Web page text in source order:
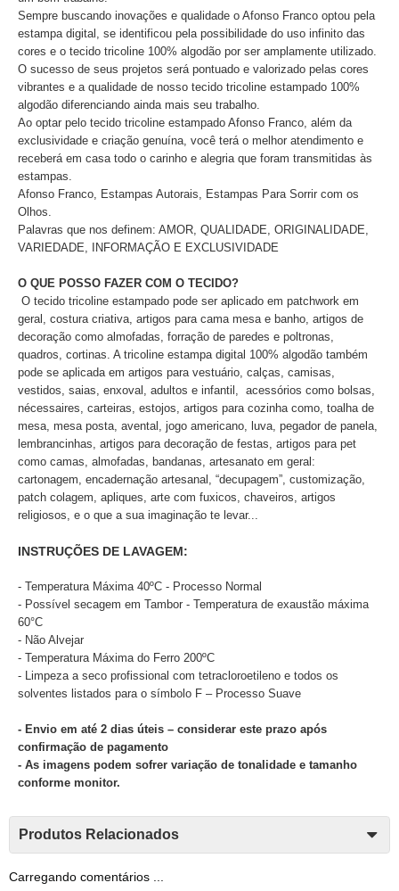
Sempre buscando inovações e qualidade o Afonso Franco optou pela
estampa digital, se identificou pela possibilidade do uso infinito das
cores e o tecido tricoline 100% algodão por ser amplamente utilizado.
O sucesso de seus projetos será pontuado e valorizado pelas cores
vibrantes e a qualidade de nosso tecido tricoline estampado 100%
algodão diferenciando ainda mais seu trabalho.
Ao optar pelo tecido tricoline estampado Afonso Franco, além da
exclusividade e criação genuína, você terá o melhor atendimento e
receberá em casa todo o carinho e alegria que foram transmitidas às
estampas.
Afonso Franco, Estampas Autorais, Estampas Para Sorrir com os
Olhos.
Palavras que nos definem: AMOR, QUALIDADE, ORIGINALIDADE,
VARIEDADE, INFORMAÇÃO E EXCLUSIVIDADE
O QUE POSSO FAZER COM O TECIDO?
O tecido tricoline estampado pode ser aplicado em patchwork em
geral, costura criativa, artigos para cama mesa e banho, artigos de
decoração como almofadas, forração de paredes e poltronas,
quadros, cortinas. A tricoline estampa digital 100% algodão também
pode se aplicada em artigos para vestuário, calças, camisas,
vestidos, saias, enxoval, adultos e infantil, acessórios como bolsas,
nécessaires, carteiras, estojos, artigos para cozinha como, toalha de
mesa, mesa posta, avental, jogo americano, luva, pegador de panela,
lembrancinhas, artigos para decoração de festas, artigos para pet
como camas, almofadas, bandanas, artesanato em geral:
cartonagem, encadernação artesanal, “decupagem”, customização,
patch colagem, apliques, arte com fuxicos, chaveiros, artigos
religiosos, e o que a sua imaginação te levar...
INSTRUÇÕES DE LAVAGEM:
- Temperatura Máxima 40ºC - Processo Normal
- Possível secagem em Tambor - Temperatura de exaustão máxima
60°C
- Não Alvejar
- Temperatura Máxima do Ferro 200ºC
- Limpeza a seco profissional com tetracloroetileno e todos os
solventes listados para o símbolo F – Processo Suave
- Envio em até 2 dias úteis – considerar este prazo após
confirmação de pagamento
- As imagens podem sofrer variação de tonalidade e tamanho
conforme monitor.
Produtos Relacionados
Carregando comentários ...